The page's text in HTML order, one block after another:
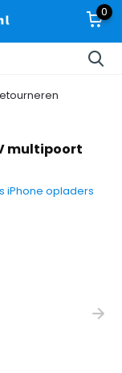
0
multipoort
iPhone opladers